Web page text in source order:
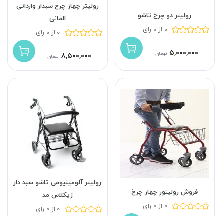
رولیتر دو چرخ تاشو
0 از 0 رای
۵,۰۰۰,۰۰۰ تومان
رولیتر چهار چرخ سبدار وارداتی
المانی
0 از 0 رای
۸,۵۰۰,۰۰۰ تومان
فروش رولیتور چهار چرخ
0 از 0 رای
رولیتر آلومینیومی تاشو سبد دار
زیکلاس مد
0 از 0 رای